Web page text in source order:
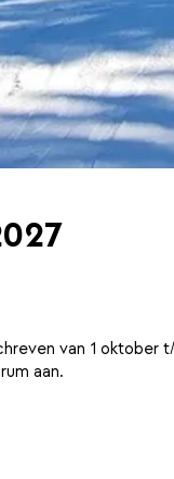
van 1 oktober
aan.